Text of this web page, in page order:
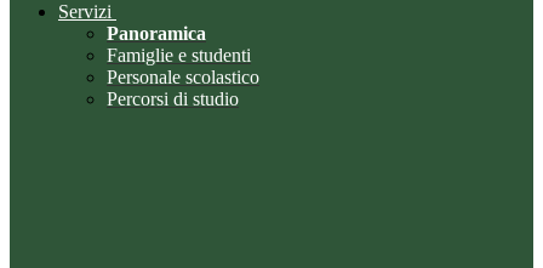
Servizi
Panoramica
Famiglie e studenti
Personale scolastico
Percorsi di studio